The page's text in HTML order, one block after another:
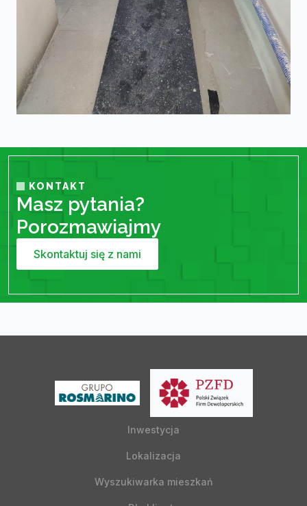
KONTAKT
Masz pytania?
Porozmawiajmy
Skontaktuj się z nami
Inwestycja
Lokalizacja
Wyszukiwarka mieszkań